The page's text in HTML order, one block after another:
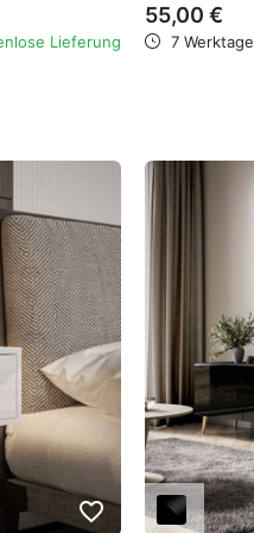
Lieferung
55,00 €
7 Werktage
favorite_border